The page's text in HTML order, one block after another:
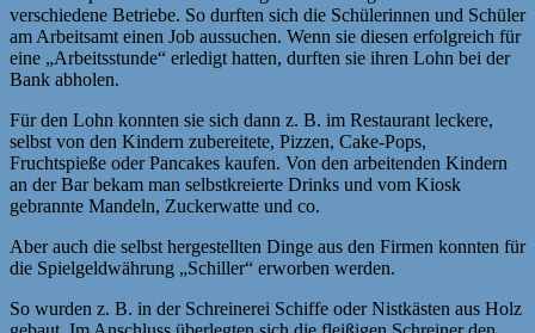
verschiedene Betriebe. So durften sich die Schülerinnen und Schüler
am Arbeitsamt einen Job aussuchen. Wenn sie diesen erfolgreich für
eine „Arbeitsstunde“ erledigt hatten, durften sie ihren Lohn bei der
Bank abholen.
Für den Lohn konnten sie sich dann z. B. im Restaurant leckere,
selbst von den Kindern zubereitete, Pizzen, Cake-Pops,
Fruchtspieße oder Pancakes kaufen. Von den arbeitenden Kindern
an der Bar bekam man selbstkreierte Drinks und vom Kiosk
gebrannte Mandeln, Zuckerwatte und co.
Aber auch die selbst hergestellten Dinge aus den Firmen konnten für
die Spielgeldwährung „Schiller“ erworben werden.
So wurden z. B. in der Schreinerei Schiffe oder Nistkästen aus Holz